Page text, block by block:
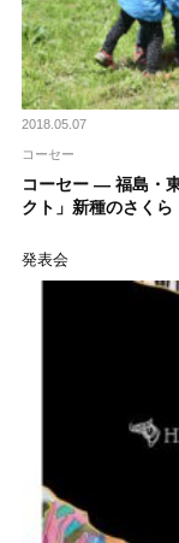
2018.05.07
コーセー
コーセー ― 福島・
クト」新種のさく
発表会